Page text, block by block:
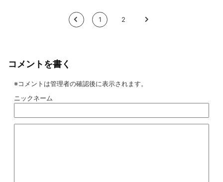
< 1 2 >
コメントを書く
※コメントは管理者の確認後に表示されます。
ニックネーム